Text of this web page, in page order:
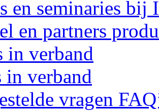
en seminaries
en partners
in verband
verband
vragen